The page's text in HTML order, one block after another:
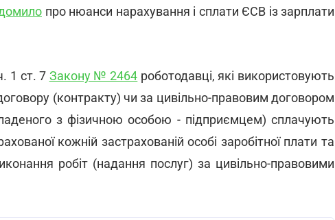
про нюанси нарахування і сплати ЄСВ із зарплати
1 ст. 7 Закону № 2464 роботодавці, які використовують
(контракту) чи за цивільно-правовим договором
з фізичною особою - підприємцем) сплачують
кожній застрахованій особі заробітної плати та
робіт (надання послуг) за цивільно-правовими